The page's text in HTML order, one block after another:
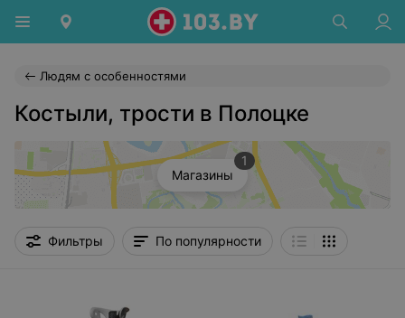
Людям с особенностями
Костыли, трости в Полоцке
Магазины
1
Фильтры По популярности